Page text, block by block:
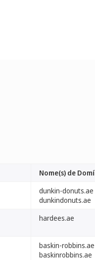
Nome(s) de
dunkin-donuts.ae
dunkindonuts.ae
hardees.ae
baskin-robbins.ae
baskinrobbins.ae